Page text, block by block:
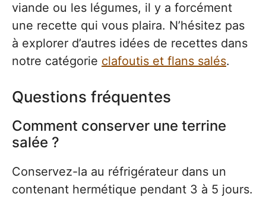
viande ou les légumes, il y a forcément
une recette qui vous plaira. N’hésitez pas
à explorer d’autres idées de recettes dans
notre catégorie clafoutis et flans salés.
Questions fréquentes
Comment conserver une terrine
salée ?
Conservez-la au réfrigérateur dans un
contenant hermétique pendant 3 à 5 jours.